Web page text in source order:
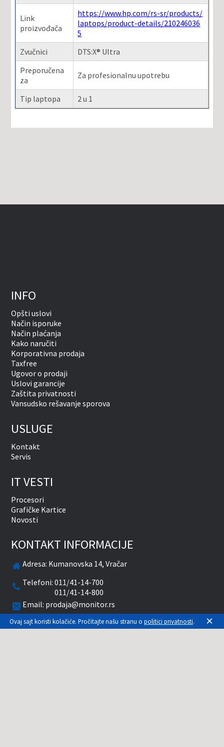
Link
proizvođača
https://www.hp.com/rs-sr/products/
laptops/product-details/210246036
5
Zvučnici
DTS:X® Ultra
Preporučena
za
Za profesionalnu upotrebu
Tip laptopa 2 u 1
INFO
Opšti uslovi
Način isporuke
Način plaćanja
Kako naručiti
Korporativna prodaja
Taxfree
Ugovor o prodaji
Uslovi garancije
Zaštita privatnosti
Vansudsko rešavanje sporova
USLUGE
Kontakt
Servis
IT VESTI
Procesori
Grafičke Kartice
Novosti
KONTAKT INFORMACIJE
Adresa: Kumanovska 14, Vračar
Telefoni:011/41-14-700
011/41-14-800
Email: prodaja@monitor.rs
Radnim danima od 09-20 časova
Ovaj sajt koristi kolačiće. Pročitajte našu stranu o politici privatnosti. ×